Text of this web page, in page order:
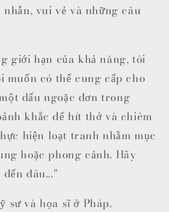
vui vẻ và những câu
giới hạn của khả năng, tôi
muốn có thể cung cấp cho
dấu ngoặc đơn trong
khắc để hít thở và chiêm
hiện loạt tranh nhằm mục
hoặc phong cảnh. Hãy
đâu..."
sư và họa sĩ ở Pháp.